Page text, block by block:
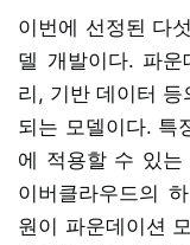
이번에 선정된 다
델 개발이다. 파
리, 기반 데이터
되는 모델이다. 특
에 적용할 수 있는
이버클라우드의
원이 파운데이션